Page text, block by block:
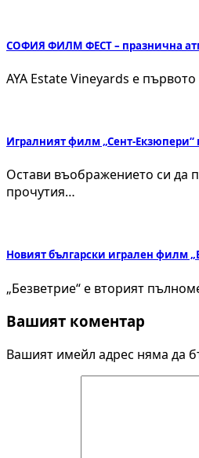
СОФИЯ ФИЛМ ФЕСТ – празнична
AYA Estate Vineyards е
Игралният филм „Сент-Екзюпери“
Остави въображението си да
прочутия…
Новият български игрален филм
„Безветрие“ е вторият
Вашият коментар
Вашият имейл адрес няма да